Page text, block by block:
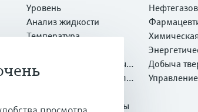
Уровень
Анализ жидкости
Температура
Системные компоненты и
регистраторы
Оптический метод анали
Программные продукты
оды
ль
ность
ленность
Добыча
х